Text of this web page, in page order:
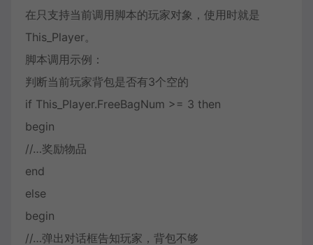
在只支持当前调用脚本的玩家对象，使用时就是
This_Player。
脚本调用示例：
判断当前玩家背包是否有3个空的
if This_Player.FreeBagNum >= 3 then
begin
//…奖励物品
end
else
begin
//…弹出对话框告知玩家，背包不够